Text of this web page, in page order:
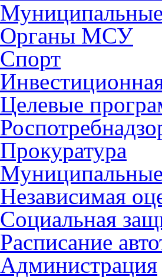
Органы МСУ
Спорт
Целевые
Прокуратура
Независимая
Социальная
Расписание
Администрация